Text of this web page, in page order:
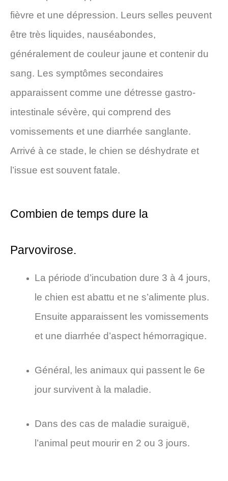
fièvre et une dépression. Leurs selles peuvent
être très liquides, nauséabondes,
généralement de couleur jaune et contenir du
sang. Les symptômes secondaires
apparaissent comme une détresse gastro-
intestinale sévère, qui comprend des
vomissements et une diarrhée sanglante.
Arrivé à ce stade, le chien se déshydrate et
l’issue est souvent fatale.
Combien de temps dure la
Parvovirose.
La période d’incubation dure 3 à 4 jours,
le chien est abattu et ne s’alimente plus.
Ensuite apparaissent les vomissements
et une diarrhée d’aspect hémorragique.
Général, les animaux qui passent le 6e
jour survivent à la maladie.
Dans des cas de maladie suraiguë,
l’animal peut mourir en 2 ou 3 jours.